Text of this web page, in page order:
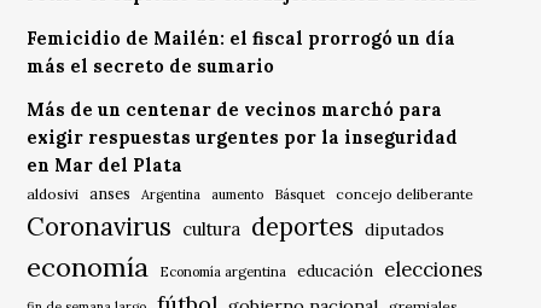
Femicidio de Mailén: el fiscal prorrogó un día
más el secreto de sumario
Más de un centenar de vecinos marchó para
exigir respuestas urgentes por la inseguridad
en Mar del Plata
aldosivi anses Argentina aumento Básquet concejo deliberante
Coronavirus cultura deportes diputados
economía Economía argentina educación elecciones